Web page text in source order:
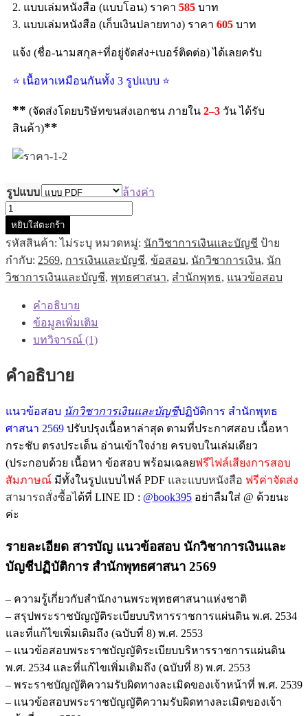
2. แบบเล่มหนังสือ (แบบโอน) ราคา 585 บาท
3. แบบเล่มหนังสือ (เก็บเงินปลายทาง) ราคา 605 บาท
แจ้ง (ชื่อ-นามสกุล+ที่อยู่จัดส่ง+เบอร์ติดต่อ) ได้เลยครับ
⭐ เนื้อหาเหมือนกันทั้ง 3 รูปแบบ ⭐
** (จัดส่งโดยบริษัทขนส่งเอกชน ภายใน 2–3 วัน ได้รับ
สินค้า)**
รูปแบบ ล้างค่า
หยิบใส่ตะกร้า
รหัสสินค้า:ไม่ระบุ หมวดหมู่: นักวิชาการเงินและบัญชี ป้าย
กำกับ: 2569, การเงินและบัญชี, ข้อสอบ, นักวิชาการเงิน, นัก
วิชาการเงินและบัญชี, พุทธศาสนา, สำนักพุทธ, แนวข้อสอบ
คำอธิบาย
ข้อมูลเพิ่มเติม
บทวิจารณ์ (1)
คำอธิบาย
แนวข้อสอบ นักวิชาการเงินและบัญชีปฏิบัติการ สำนักพุทธ
ศาสนา 2569 ปรับปรุงเนื้อหาล่าสุด ตามที่ประกาศสอบ เนื้อหา
กระชับ ตรงประเด็น อ่านเข้าใจง่าย ครบจบในเล่มเดียว
(ประกอบด้วย เนื้อหา ข้อสอบ พร้อมเฉลยฟรีไฟล์เสียงการสอบ
สัมภาษณ์ มีทั้งในรูปแบบไฟล์ PDF และแบบหนังสือ ฟรีค่าจัดส่ง
สามารถสั่งซื้อได้ที่ LINE ID : @book395 อย่าลืมใส่ @ ด้วยนะ
ค่ะ
รายละเอียด สารบัญ แนวข้อสอบ นักวิชาการเงินและ
บัญชีปฏิบัติการ สำนักพุทธศาสนา 2569
– ความรู้เกี่ยวกับสำนักงานพระพุทธศาสนาแห่งชาติ
– สรุปพระราชบัญญัติระเบียบบริหารราชการแผ่นดิน พ.ศ. 2534
และที่แก้ไขเพิ่มเติมถึง (ฉบับที่ 8) พ.ศ. 2553
– แนวข้อสอบพระราชบัญญัติระเบียบบริหารราชการแผ่นดิน
พ.ศ. 2534 และที่แก้ไขเพิ่มเติมถึง (ฉบับที่ 8) พ.ศ. 2553
– พระราชบัญญัติความรับผิดทางละเมิดของเจ้าหน้าที่ พ.ศ. 2539
– แนวข้อสอบพระราชบัญญัติความรับผิดทางละเมิดของเจ้า